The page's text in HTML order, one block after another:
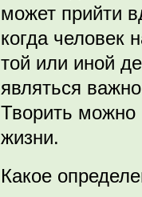
может прийти
когда человек
той или иной
являться
Творить можно
жизни.
Какое